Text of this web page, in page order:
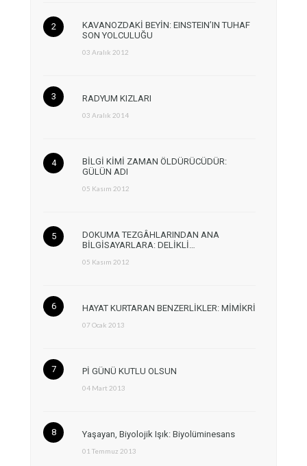
KAVANOZDAKİ BEYİN: EINSTEIN’IN TUHAF
SON YOLCULUĞU
03 Aralık 2012
RADYUM KIZLARI
03 Aralık 2014
BİLGİ KİMİ ZAMAN ÖLDÜRÜCÜDÜR:
GÜLÜN ADI
05 Kasım 2012
DOKUMA TEZGÂHLARINDAN ANA
BİLGİSAYARLARA: DELİKLİ…
05 Kasım 2012
HAYAT KURTARAN BENZERLİKLER: MİMİKRİ
07 Ocak 2013
Pİ GÜNÜ KUTLU OLSUN
04 Mart 2013
Yaşayan, Biyolojik Işık: Biyolüminesans
01 Temmuz 2013